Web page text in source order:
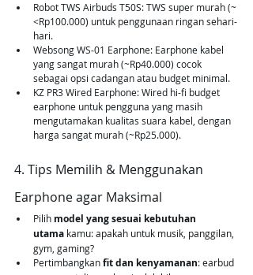
Robot TWS Airbuds T50S: TWS super murah (~
<Rp100.000) untuk penggunaan ringan sehari-
hari.
Websong WS‑01 Earphone: Earphone kabel
yang sangat murah (~Rp40.000) cocok
sebagai opsi cadangan atau budget minimal.
KZ PR3 Wired Earphone: Wired hi-fi budget
earphone untuk pengguna yang masih
mengutamakan kualitas suara kabel, dengan
harga sangat murah (~Rp25.000).
4. Tips Memilih & Menggunakan
Earphone agar Maksimal
Pilih model yang sesuai kebutuhan
utama kamu: apakah untuk musik, panggilan,
gym, gaming?
Pertimbangkan fit dan kenyamanan: earbud